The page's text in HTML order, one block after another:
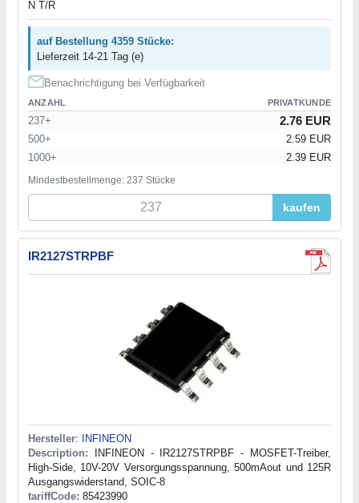
N T/R
auf Bestellung 4359 Stücke:
Lieferzeit 14-21 Tag (e)
Benachrichtigung bei Verfügbarkeit
ANZAHL PRIVATKUNDE
237+ 2.76 EUR
500+
2.59 EUR
1000+
2.39 EUR
Mindestbestellmenge: 237 Stücke
kaufen
IR2127STRPBF
Hersteller: INFINEON
Description: INFINEON - IR2127STRPBF - MOSFET-Treiber,
High-Side, 10V-20V Versorgungsspannung, 500mAout und 125R
Ausgangswiderstand, SOIC-8
tariffCode: 85423990